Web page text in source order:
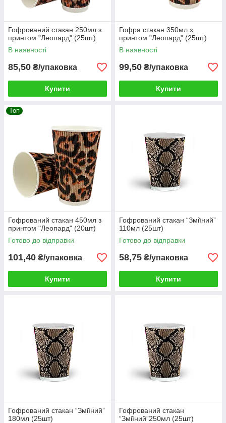
Гофрований стакан 250мл з
принтом "Леопард" (25шт)
В наявності
85,50 ₴/упаковка
Купити
Гофра стакан 350мл з
принтом "Леопард" (25шт)
В наявності
99,50 ₴/упаковка
Купити
Топ
Гофрований стакан 450мл з
принтом "Леопард" (20шт)
Готово до відправки
101,40 ₴/упаковка
Купити
Гофрований стакан “Зміїний”
110мл (25шт)
Готово до відправки
58,75 ₴/упаковка
Купити
Гофрований стакан “Зміїний”
180мл (25шт)
Гофрований стакан
“Зміїний”250мл (25шт)